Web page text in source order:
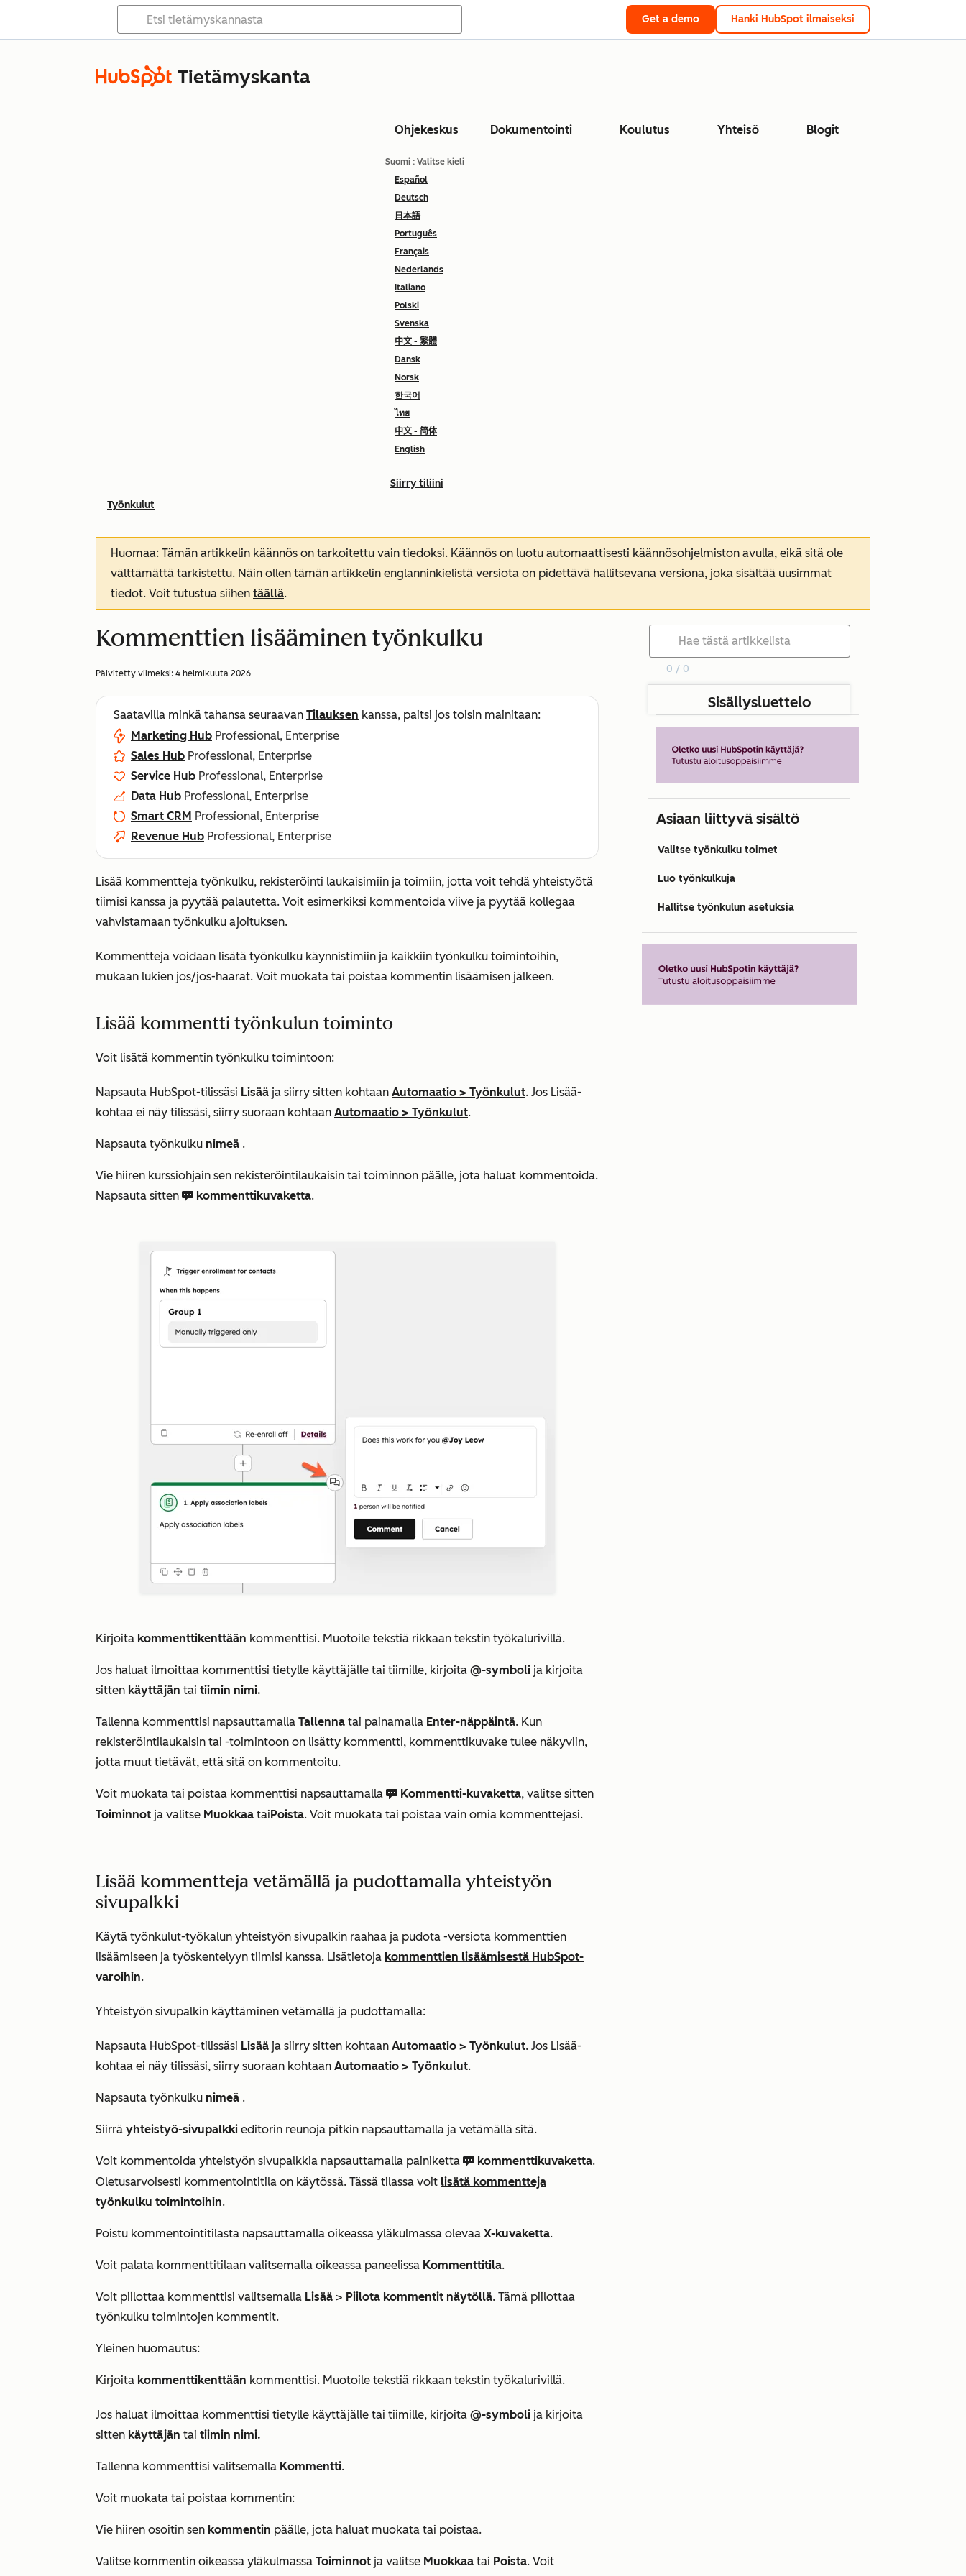
Get a demo Hanki HubSpot ilmaiseksi
Tietämyskanta
Ohjekeskus Dokumentointi Koulutus Yhteisö Blogit
Suomi : Valitse kieli
Español
Deutsch
日本語
Português
Français
Nederlands
Italiano
Polski
Svenska
中文 - 繁體
Dansk
Norsk
한국어
ไทย
中文 - 简体
English
Siirry tiliini
Työnkulut
Huomaa: Tämän artikkelin käännös on tarkoitettu vain tiedoksi. Käännös on luotu automaattisesti käännösohjelmiston avulla, eikä sitä ole
välttämättä tarkistettu. Näin ollen tämän artikkelin englanninkielistä versiota on pidettävä hallitsevana versiona, joka sisältää uusimmat
tiedot. Voit tutustua siihen täällä.
Kommenttien lisääminen työnkulku
Päivitetty viimeksi: 4 helmikuuta 2026
Saatavilla minkä tahansa seuraavan Tilauksen kanssa, paitsi jos toisin mainitaan:
Marketing Hub Professional, Enterprise
Sales Hub Professional, Enterprise
Service Hub Professional, Enterprise
Data Hub Professional, Enterprise
Smart CRM Professional, Enterprise
Revenue Hub Professional, Enterprise
Lisää kommentteja työnkulku, rekisteröinti laukaisimiin ja toimiin, jotta voit tehdä yhteistyötä
tiimisi kanssa ja pyytää palautetta. Voit esimerkiksi kommentoida viive ja pyytää kollegaa
vahvistamaan työnkulku ajoituksen.
Kommentteja voidaan lisätä työnkulku käynnistimiin ja kaikkiin työnkulku toimintoihin,
mukaan lukien jos/jos-haarat. Voit muokata tai poistaa kommentin lisäämisen jälkeen.
Lisää kommentti työnkulun toiminto
Voit lisätä kommentin työnkulku toimintoon:
Napsauta HubSpot-tilissäsi Lisää ja siirry sitten kohtaan Automaatio > Työnkulut. Jos Lisää-
kohtaa ei näy tilissäsi, siirry suoraan kohtaan Automaatio > Työnkulut.
Napsauta työnkulku nimeä .
Vie hiiren kurssiohjain sen rekisteröintilaukaisin tai toiminnon päälle, jota haluat kommentoida.
Napsauta sitten comments kommenttikuvaketta.
Kirjoita kommenttikenttään kommenttisi. Muotoile tekstiä rikkaan tekstin työkalurivillä.
Jos haluat ilmoittaa kommenttisi tietylle käyttäjälle tai tiimille, kirjoita @-symboli ja kirjoita
sitten käyttäjän tai tiimin nimi.
Tallenna kommenttisi napsauttamalla Tallenna tai painamalla Enter-näppäintä. Kun
rekisteröintilaukaisin tai -toimintoon on lisätty kommentti, kommenttikuvake tulee näkyviin,
jotta muut tietävät, että sitä on kommentoitu.
Voit muokata tai poistaa kommenttisi napsauttamalla comments CC Kommentti-kuvaketta, valitse sitten
Toiminnot ja valitse Muokkaa taiPoista. Voit muokata tai poistaa vain omia kommenttejasi.
Lisää kommentteja vetämällä ja pudottamalla yhteistyön
sivupalkki
Käytä työnkulut-työkalun yhteistyön sivupalkin raahaa ja pudota -versiota kommenttien
lisäämiseen ja työskentelyyn tiimisi kanssa. Lisätietoja kommenttien lisäämisestä HubSpot-
varoihin.
Yhteistyön sivupalkin käyttäminen vetämällä ja pudottamalla:
Napsauta HubSpot-tilissäsi Lisää ja siirry sitten kohtaan Automaatio > Työnkulut. Jos Lisää-
kohtaa ei näy tilissäsi, siirry suoraan kohtaan Automaatio > Työnkulut.
Napsauta työnkulku nimeä .
Siirrä yhteistyö-sivupalkki editorin reunoja pitkin napsauttamalla ja vetämällä sitä.
Voit kommentoida yhteistyön sivupalkkia napsauttamalla painiketta comments kommenttikuvaketta.
Oletusarvoisesti kommentointitila on käytössä. Tässä tilassa voit lisätä kommentteja
työnkulku toimintoihin.
Poistu kommentointitilasta napsauttamalla oikeassa yläkulmassa olevaa X-kuvaketta.
Voit palata kommenttitilaan valitsemalla oikeassa paneelissa Kommenttitila.
Voit piilottaa kommenttisi valitsemalla Lisää > Piilota kommentit näytöllä. Tämä piilottaa
työnkulku toimintojen kommentit.
Yleinen huomautus:
Kirjoita kommenttikenttään kommenttisi. Muotoile tekstiä rikkaan tekstin työkalurivillä.
Jos haluat ilmoittaa kommenttisi tietylle käyttäjälle tai tiimille, kirjoita @-symboli ja kirjoita
sitten käyttäjän tai tiimin nimi.
Tallenna kommenttisi valitsemalla Kommentti.
Voit muokata tai poistaa kommentin:
Vie hiiren osoitin sen kommentin päälle, jota haluat muokata tai poistaa.
Valitse kommentin oikeassa yläkulmassa Toiminnot ja valitse Muokkaa tai Poista. Voit
0 / 0
Sisällysluettelo
Asiaan liittyvä sisältö
Valitse työnkulku toimet
Luo työnkulkuja
Hallitse työnkulun asetuksia